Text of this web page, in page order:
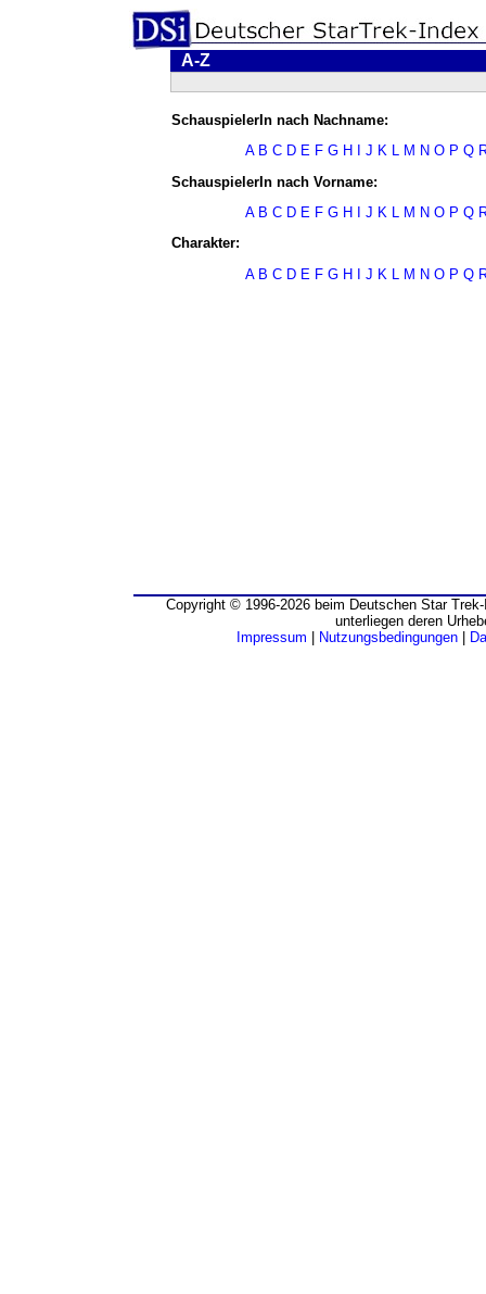
A-Z
SchauspielerIn nach Nachname:
A B C D E F G H J K L M N O P Q
SchauspielerIn nach Vorname:
A B C D E F G H J K M N O P Q
Charakter:
A B C D E F G H I J K L M N O P Q
Copyright © 1996-2026 beim Deutschen Star
unterliegen deren
Impressum
Nutzungsbedingungen